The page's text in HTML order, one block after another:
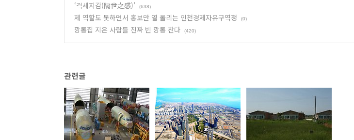
‘격세지감(隔世之感)’
(638)
제 역할도 못하면서 홍보만 열 올리는 인천경제자유구역청 (0)
깡통집 지은 사람들 진짜 빈 깡통 찬다 (420)
관련글